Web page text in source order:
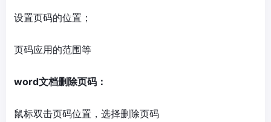
设置页码的位置；
页码应用的范围等
word文档删除页码：
鼠标双击页码位置，选择删除页码